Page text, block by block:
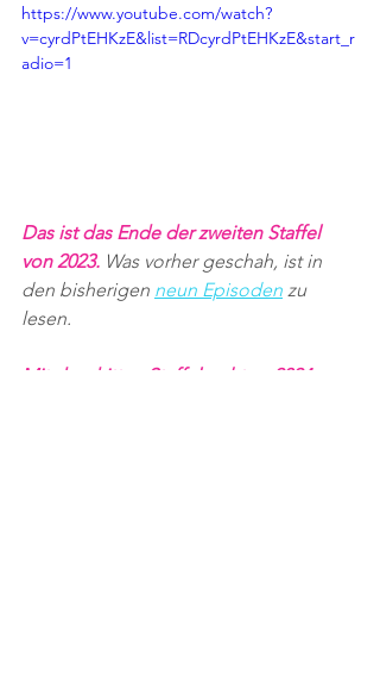
https://www.youtube.com/watch?
v=cyrdPtEHKzE&list=RDcyrdPtEHKzE&start_r
adio=1
Das ist das Ende der zweiten Staffel
von 2023. Was vorher geschah, ist in
den bisherigen neun Episoden zu
lesen.
Mit der dritten Staffel geht es 2024